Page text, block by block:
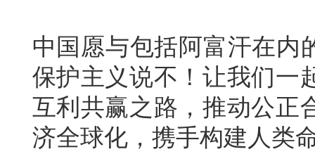
中国愿与包括阿富汗在内
保护主义说不！让我们一
互利共赢之路，推动公正
济全球化，携手构建人类